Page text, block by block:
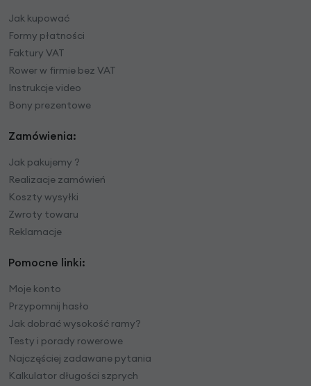
Jak kupować
Formy płatności
Faktury VAT
Rower w firmie bez VAT
Instrukcje video
Bony prezentowe
Zamówienia:
Jak pakujemy ?
Realizacje zamówień
Koszty wysyłki
Zwroty towaru
Reklamacje
Pomocne linki:
Moje konto
Przypomnij hasło
Jak dobrać wysokość ramy?
Testy i porady rowerowe
Najczęściej zadawane pytania
Kalkulator długości szprych